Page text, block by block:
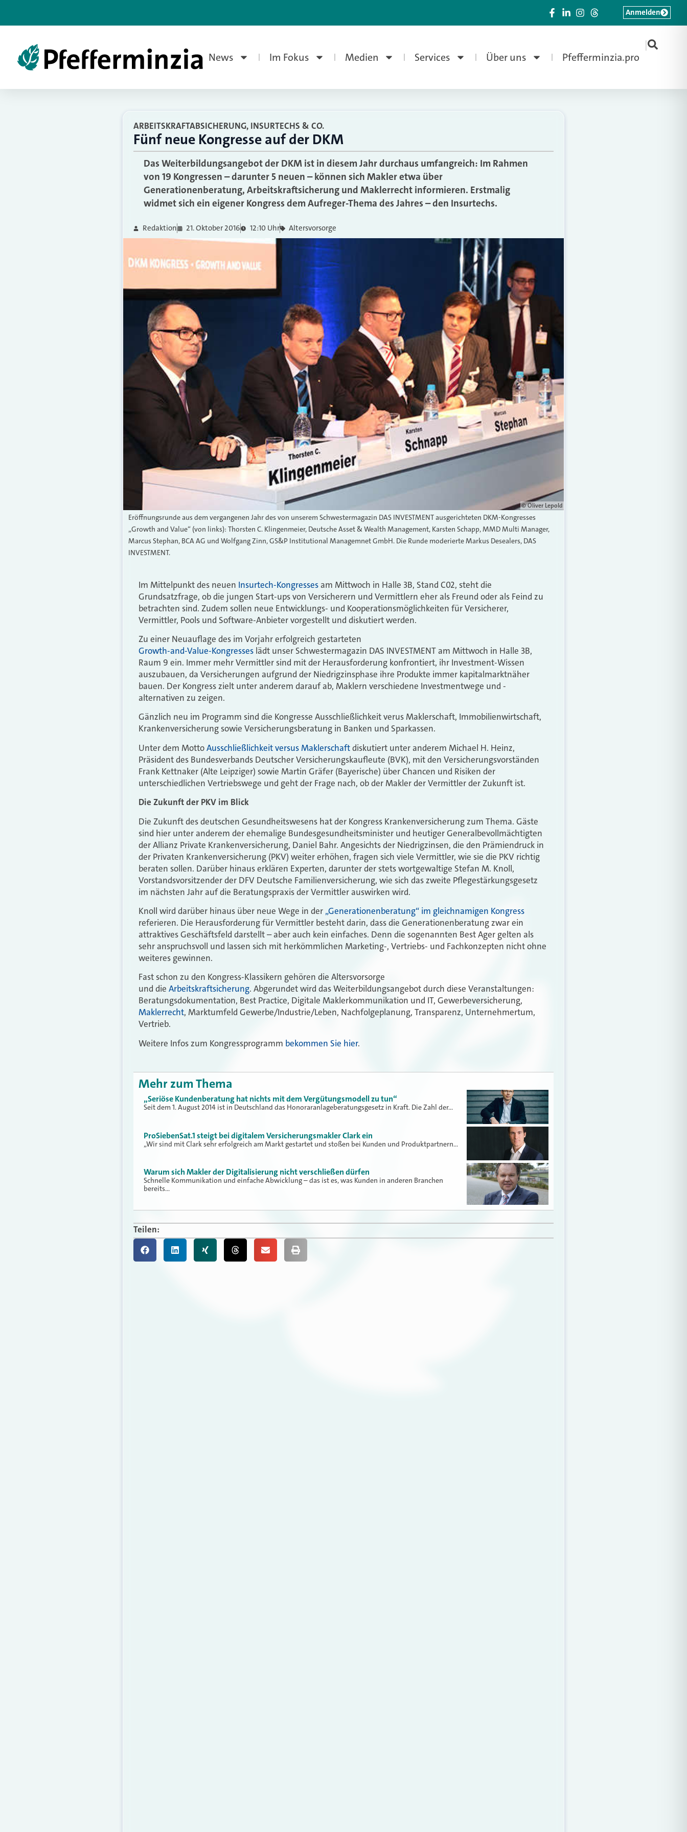
News Im Fokus Medien Services Über uns Pfefferminzia.pro
|
Anmelden
ARBEITSKRAFTABSICHERUNG, INSURTECHS & CO.
Fünf neue Kongresse auf der DKM
Das Weiterbildungsangebot der DKM ist in diesem Jahr durchaus umfangreich: Im Rahmen
von 19 Kongressen – darunter 5 neuen – können sich Makler etwa über
Generationenberatung, Arbeitskraftsicherung und Maklerrecht informieren. Erstmalig
widmet sich ein eigener Kongress dem Aufreger-Thema des Jahres – den Insurtechs.
Redaktion 21. Oktober 2016 12:10 Uhr Altersvorsorge
© Oliver Lepold
Eröffnungsrunde aus dem vergangenen Jahr des von unserem Schwestermagazin DAS INVESTMENT ausgerichteten DKM-Kongresses
„Growth and Value“ (von links): Thorsten C. Klingenmeier, Deutsche Asset & Wealth Management, Karsten Schapp, MMD Multi Manager,
Marcus Stephan, BCA AG und Wolfgang Zinn, GS&P Institutional Managemnet GmbH. Die Runde moderierte Markus Desealers, DAS
INVESTMENT.
Im Mittelpunkt des neuen Insurtech-Kongressesam Mittwoch in Halle 3B, Stand C02, steht die
Grundsatzfrage, ob die jungen Start-ups von Versicherern und Vermittlern eher als Freund oder als Feind zu
betrachten sind. Zudem sollen neue Entwicklungs- und Kooperationsmöglichkeiten für Versicherer,
Vermittler, Pools und Software-Anbieter vorgestellt und diskutiert werden.
Zu einer Neuauflage des im Vorjahr erfolgreich gestarteten
Growth-and-Value-Kongresses lädt unser Schwestermagazin DAS INVESTMENT am Mittwoch in Halle 3B,
Raum 9 ein. Immer mehr Vermittler sind mit der Herausforderung konfrontiert, ihr Investment-Wissen
auszubauen, da Versicherungen aufgrund der Niedrigzinsphase ihre Produkte immer kapitalmarktnäher
bauen. Der Kongress zielt unter anderem darauf ab, Maklern verschiedene Investmentwege und -
alternativen zu zeigen.
Gänzlich neu im Programm sind die Kongresse Ausschließlichkeit verus Maklerschaft, Immobilienwirtschaft,
Krankenversicherung sowie Versicherungsberatung in Banken und Sparkassen.
Unter dem MottoAusschließlichkeit versus Maklerschaftdiskutiert unter anderem Michael H. Heinz,
Präsident des Bundesverbands Deutscher Versicherungskaufleute (BVK), mit den Versicherungsvorständen
Frank Kettnaker (Alte Leipziger) sowie Martin Gräfer (Bayerische) über Chancen und Risiken der
unterschiedlichen Vertriebswege und geht der Frage nach, ob der Makler der Vermittler der Zukunft ist.
Die Zukunft der PKV im Blick
Die Zukunft des deutschen Gesundheitswesens hat der Kongress Krankenversicherung zum Thema. Gäste
sind hier unter anderem der ehemalige Bundesgesundheitsminister und heutiger Generalbevollmächtigten
der Allianz Private Krankenversicherung, Daniel Bahr. Angesichts der Niedrigzinsen, die den Prämiendruck in
der Privaten Krankenversicherung (PKV) weiter erhöhen, fragen sich viele Vermittler, wie sie die PKV richtig
beraten sollen. Darüber hinaus erklären Experten, darunter der stets wortgewaltige Stefan M. Knoll,
Vorstandsvorsitzender der DFV Deutsche Familienversicherung, wie sich das zweite Pflegestärkungsgesetz
im nächsten Jahr auf die Beratungspraxis der Vermittler auswirken wird.
Knoll wird darüber hinaus über neue Wege in der „Generationenberatung“ im gleichnamigen Kongress
referieren. Die Herausforderung für Vermittler besteht darin, dass die Generationenberatung zwar ein
attraktives Geschäftsfeld darstellt – aber auch kein einfaches. Denn die sogenannten Best Ager gelten als
sehr anspruchsvoll und lassen sich mit herkömmlichen Marketing-, Vertriebs- und Fachkonzepten nicht ohne
weiteres gewinnen.
Fast schon zu den Kongress-Klassikern gehören die Altersvorsorge
und die Arbeitskraftsicherung. Abgerundet wird das Weiterbildungsangebot durch diese Veranstaltungen:
Beratungsdokumentation, Best Practice, Digitale Maklerkommunikation und IT, Gewerbeversicherung,
Maklerrecht, Marktumfeld Gewerbe/Industrie/Leben, Nachfolgeplanung, Transparenz, Unternehmertum,
Vertrieb.
Weitere Infos zum Kongressprogramm bekommen Sie hier.
Mehr zum Thema
„Seriöse Kundenberatung hat nichts mit dem Vergütungsmodell zu tun“
Seit dem 1. August 2014 ist in Deutschland das Honoraranlageberatungsgesetz in Kraft. Die Zahl der…
ProSiebenSat.1 steigt bei digitalem Versicherungsmakler Clark ein
„Wir sind mit Clark sehr erfolgreich am Markt gestartet und stoßen bei Kunden und Produktpartnern…
Warum sich Makler der Digitalisierung nicht verschließen dürfen
Schnelle Kommunikation und einfache Abwicklung – das ist es, was Kunden in anderen Branchen
bereits…
Teilen: